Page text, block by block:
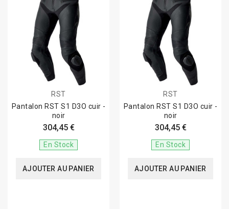
RST
Pantalon RST S1 D3O cuir -
noir
304,45 €
En Stock
AJOUTER AU PANIER
RST
Pantalon RST S1 D3O cuir -
noir
304,45 €
En Stock
AJOUTER AU PANIER